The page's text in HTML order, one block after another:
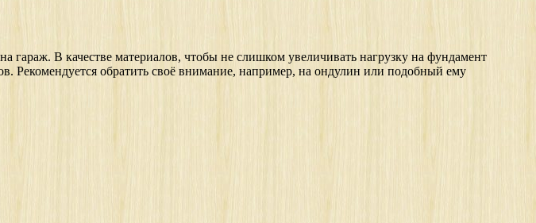
гараж. В качестве материалов, чтобы не слишком увеличивать нагрузку на фундамент
Рекомендуется обратить своё внимание, например, на ондулин или подобный ему